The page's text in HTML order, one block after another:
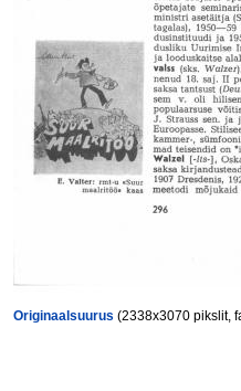
Originaalsuurus (2338x3070 pikslit,